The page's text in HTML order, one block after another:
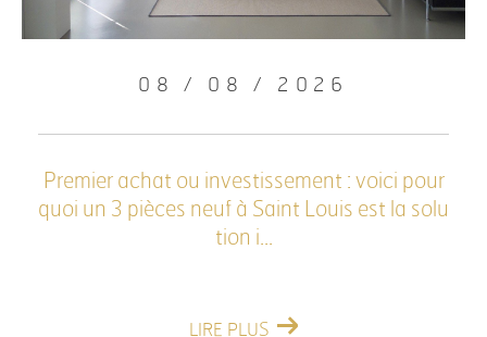
08 / 08 / 2026
Premier achat ou investissement : voici pour
quoi un 3 pièces neuf à Saint Louis est la solu
tion i...
LIRE PLUS